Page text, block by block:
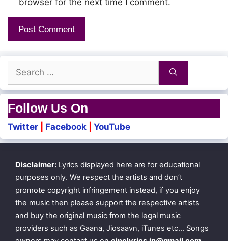
for:
Follow Us On
Twitter Facebook YouTube
Disclaimer: Lyrics displayed here are for educational
purposes only. We respect the artists and don’t
promote copyright infringement instead, if you enjoy
the music then please support the respective artists
and buy the original music from the legal music
providers such as Gaana, Jiosaavn, iTunes etc… Songs